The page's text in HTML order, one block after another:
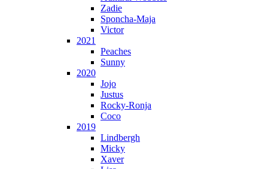
Zadie
Sponcha-Maja
Victor
2021
Peaches
Sunny
2020
Jojo
Justus
Rocky-Ronja
Coco
2019
Lindbergh
Micky
Xaver